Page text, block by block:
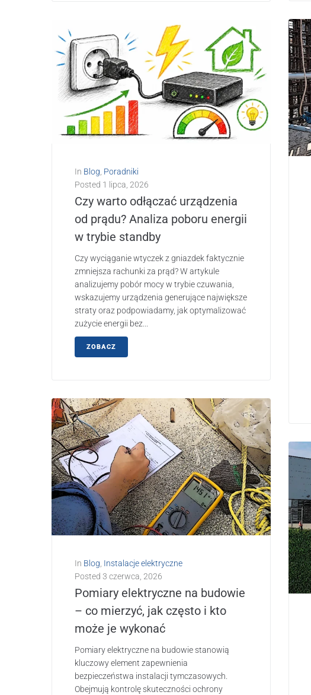
In Blog Poradniki
Posted 1 lipca, 2026
Czy warto odłączać urządzenia
od prądu? Analiza poboru energii
w trybie standby
Czy wyciąganie wtyczek z gniazdek faktycznie
zmniejsza rachunki za prąd? W artykule
analizujemy pobór mocy w trybie czuwania,
wskazujemy urządzenia generujące największe
straty oraz podpowiadamy, jak optymalizować
zużycie energii bez...
ZOBACZ
In Blog Instalacje elektryczne
Posted 3 czerwca, 2026
Pomiary elektryczne na budowie
– co mierzyć, jak często i kto
może je wykonać
Pomiary elektryczne na budowie stanowią
kluczowy element zapewnienia
bezpieczeństwa instalacji tymczasowych.
Obejmują kontrolę skuteczności ochrony